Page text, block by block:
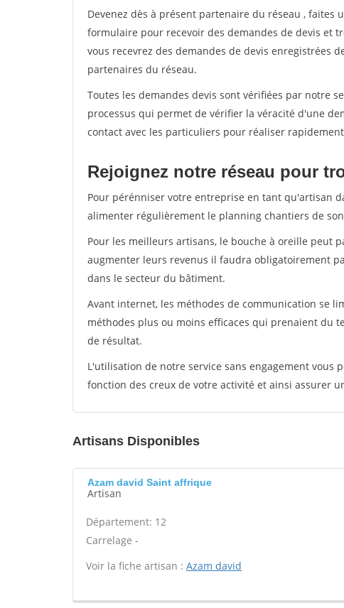
Devenez dès à présent partenaire du réseau , faites
formulaire pour recevoir des demandes de devis et
vous recevrez des demandes de devis enregistrées
partenaires du réseau.
Toutes les demandes devis sont vérifiées par notre
processus qui permet de vérifier la véracité d'une
contact avec les particuliers pour réaliser
Rejoignez notre réseau pour
Pour pérénniser votre entreprise en tant qu'artisan
alimenter régulièrement le planning chantiers de
Pour les meilleurs artisans, le bouche à oreille peut
augmenter leurs revenus il faudra obligatoirement
dans le secteur du bâtiment.
Avant internet, les méthodes de communication se
méthodes plus ou moins efficaces qui prenaient du
de résultat.
L'utilisation de notre service sans engagement vous
fonction des creux de votre activité et ainsi assurer
Artisans Disponibles
Azam david Saint affrique
Artisan
Département: 12
Carrelage -
Voir la fiche artisan : Azam david